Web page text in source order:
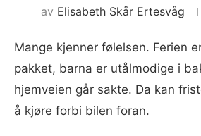
av Elisabeth Skår Ertesvåg
Mange kjenner følelsen. Ferien
pakket, barna er utålmodige i
hjemveien går sakte. Da kan
å kjøre forbi bilen foran.